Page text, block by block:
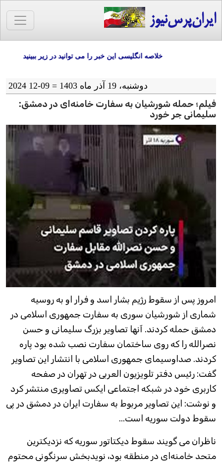
ایران‌پرس‌نیوز
خلاصه انگلیسی این خبر را می توانید در زیر ببینید
دوشنبه، 19 آذر ماه 1403 = 09-12 2024
فیلم؛ حمله شورشیان به سفارت خامنه‌ای در دمشق:
سلیمانی جر خورد
امروز پس از سقوط رژیم بشار اسد و فرار او به روسیه
شماری از شورشیان سوری به سفارت جمهوری اسلامی در
دمشق حمله کردند. آنها تصاویر بزرگ سلیمانی و حسن
نصرالله را که روی ساختمان سفارت نصب شده بود پاره
کردند. صداوسیمای جمهوری اسلامی با انتشار این تصاویر
گفت: رئیس دفتر تلویزیون العربی در تهران در صفحه
کاربری خود در شبکه اجتماعی ایکس تصاویری منتشر کرد
و نوشت: این تصاویر مربوط به سفارت ایران در دمشق در پی
سقوط دولت سوریه است...
ناظران می گویند سقوط دیکتاتور سوریه که نزدیکترین
متحد خامنه‌ای در منطقه بود، نویدبخش سرنگونی محتوم